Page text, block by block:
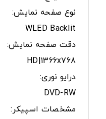
نوع صفحه نمایش:
WLED Backlit
دقت صفحه نمایش:
HD|1366x768
درایو نوری:
DVD-RW
مشخصات اسپیکر: